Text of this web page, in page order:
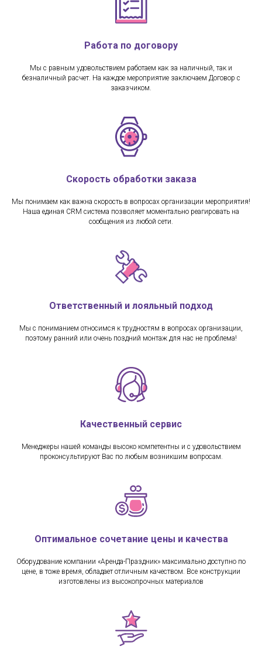
Работа по договору
Мы с равным удовольствием работаем как за наличный, так и
безналичный расчет. На каждое мероприятие заключаем Договор с
заказчиком.
Скорость обработки заказа
Мы понимаем как важна скорость в вопросах организации мероприятия!
Наша единая CRM система позволяет моментально реагировать на
сообщения из любой сети.
Ответственный и лояльный подход
Мы с пониманием относимся к трудностям в вопросах организации,
поэтому ранний или очень поздний монтаж для нас не проблема!
Качественный сервис
Менеджеры нашей команды высоко компетентны и с удовольствием
проконсультируют Вас по любым возникшим вопросам.
Оптимальное сочетание цены и качества
Оборудование компании «Аренда-Праздник» максимально доступно по
цене, в тоже время, обладает отличным качеством. Все конструкции
изготовлены из высокопрочных материалов